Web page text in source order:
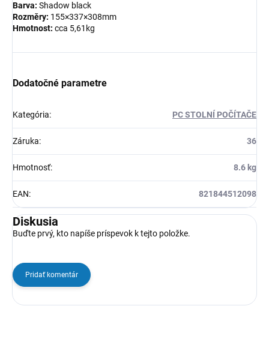
Barva: Shadow black
Rozměry: 155×337×308mm
Hmotnost: cca 5,61kg
Dodatočné parametre
Kategória: PC STOLNÍ POČÍTAČE
Záruka: 36
Hmotnosť: 8.6 kg
EAN: 821844512098
Diskusia
Buďte prvý, kto napíše príspevok k tejto položke.
Pridať komentár